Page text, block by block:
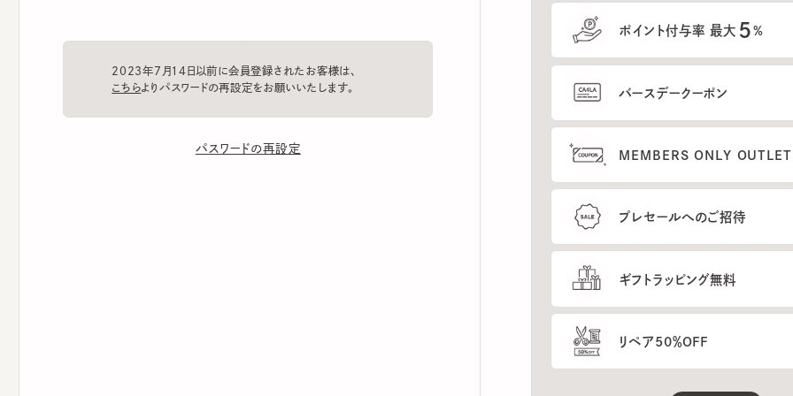
2023年7月14日以前に会員登録されたお客様は、
パスワードの再設定
ポイント付与率 最大 %
バースデークーポン
MEMBERS ONLY OUTLETのご
プレセールへのご招待
ギフトラッピング無料
リペア50％OFF